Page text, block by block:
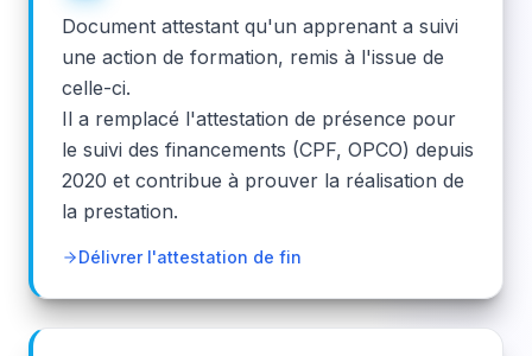
Document attestant qu'un apprenant a suivi
une action de formation, remis à l'issue de
celle-ci.
Il a remplacé l'attestation de présence pour
le suivi des financements (CPF, OPCO) depuis
2020 et contribue à prouver la réalisation de
la prestation.
Délivrer l'attestation de fin